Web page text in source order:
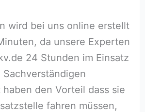
wird bei uns online erstellt
da unsere Experten
24 Stunden im Einsatz
Sachverständigen
haben den Vorteil dass sie
fahren müssen,